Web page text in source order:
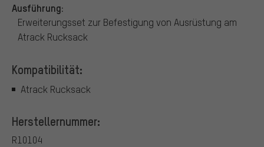
Ausführung:
Erweiterungsset zur Befestigung von Ausrüstung am
Atrack Rucksack
Kompatibilität:
Atrack Rucksack
Herstellernummer:
R10104